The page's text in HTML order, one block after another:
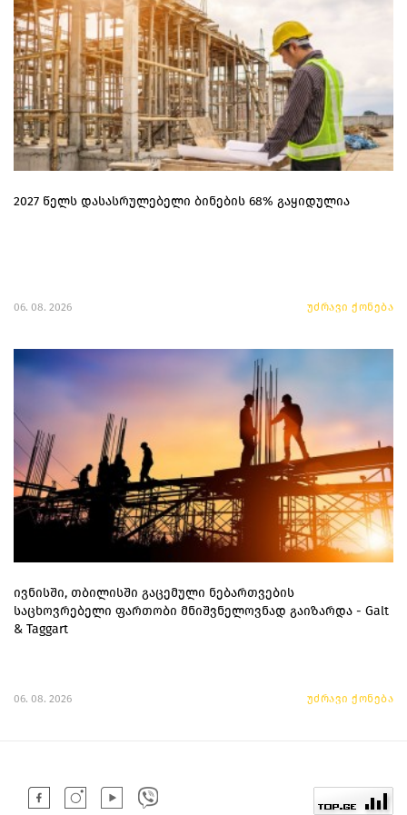
2027 წელს დასასრულებელი ბინების 68% გაყიდულია
06. 08. 2026 უძრავი ქონება
ივნისში, თბილისში გაცემული ნებართვების
საცხოვრებელი ფართობი მნიშვნელოვნად გაიზარდა - Galt
& Taggart
06. 08. 2026 უძრავი ქონება